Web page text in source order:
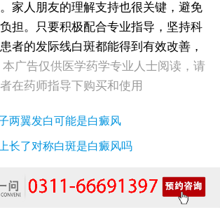
家人朋友的理解支持也很关键，避免
担。只要积极配合专业指导，坚持科
者的发际线白斑都能得到有效改善，
本广告仅供医学药学专业人士阅读，请
在药师指导下购买和使用
两翼发白可能是白癜风
长了对称白斑是白癜风吗
女生脚踝骨节凸起处长白斑 脱色原因与应对方法
女性小腿冒出小白点，浅色斑点是白癜风吗
女性全身零星长浅白点多处小块白斑是什么
女性手指关节长小白块指关节发白会不会扩
女生腰窝长白斑凹陷脱色 警惕白癜风迹象
眼角细小白点、眼周浅色斑块，严重吗
女性肩膀后侧长白块后背肩颈连接处发白怎么回事
女性膝盖后方腿窝淡白斑是怎么回事 隐蔽处白斑咨询
女生小腿迎面骨长白斑，腿部正面发白解答